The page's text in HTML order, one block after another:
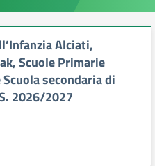
Alciati,
Scuole Primarie
secondaria di
2026/2027